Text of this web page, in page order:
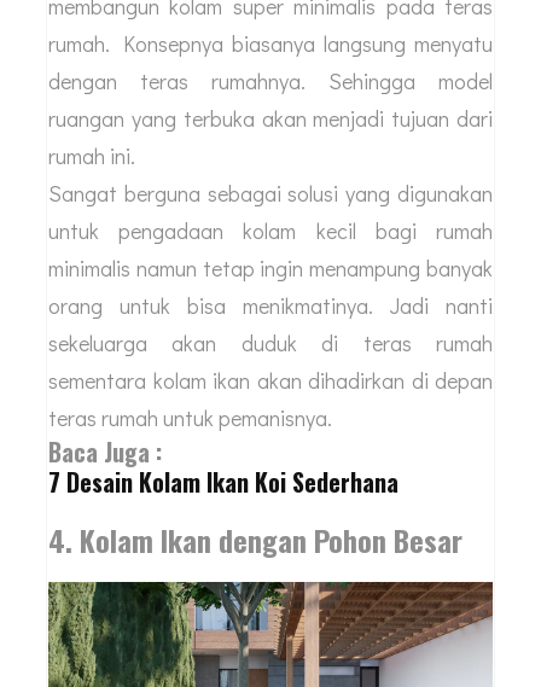
membangun kolam super minimalis pada teras
rumah. Konsepnya biasanya langsung menyatu
dengan teras rumahnya. Sehingga model
ruangan yang terbuka akan menjadi tujuan dari
rumah ini.
Sangat berguna sebagai solusi yang digunakan
untuk pengadaan kolam kecil bagi rumah
minimalis namun tetap ingin menampung banyak
orang untuk bisa menikmatinya. Jadi nanti
sekeluarga akan duduk di teras rumah
sementara kolam ikan akan dihadirkan di depan
teras rumah untuk pemanisnya.
Baca Juga :
7 Desain Kolam Ikan Koi Sederhana
4. Kolam Ikan dengan Pohon Besar